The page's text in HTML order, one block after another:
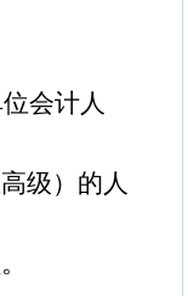
会计人
级）的人